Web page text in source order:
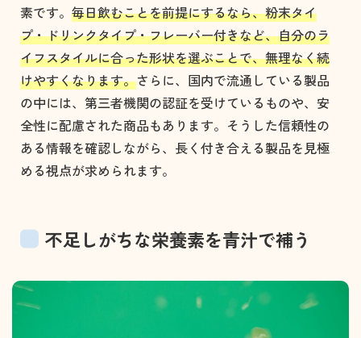
素です。 毎日飲むことを前提にするなら、粉末タイ
プ・ドリンクタイプ・フレーバー付きなど、自分のラ
イフスタイルに合った形状を選ぶことで、無理なく続
けやすくなります。さらに、国内で流通している製品
の中には、第三者機関の認証を受けているものや、安
全性に配慮された商品もあります。そうした信頼性の
ある情報を確認しながら、長く付き合える製品を見極
める視点が求められます。
不足しがちな栄養素を青汁で補う